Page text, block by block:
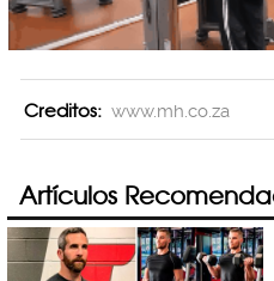
Creditos: www.mh.co.za
Artículos